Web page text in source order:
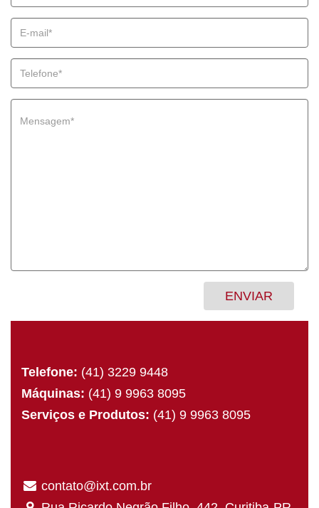
Telefone: (41) 3229 9448
Máquinas: (41) 9 9963 8095
Serviços e Produtos: (41) 9 9963 8095
contato@ixt.com.br